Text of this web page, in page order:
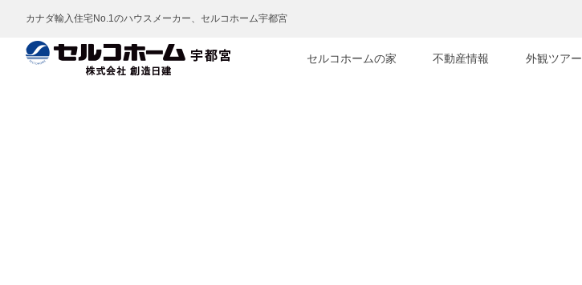
カナダ輸入住宅No.1のハウスメーカー、セルコホーム宇都宮
セルコホームの家 不動産情報 外観ツアー